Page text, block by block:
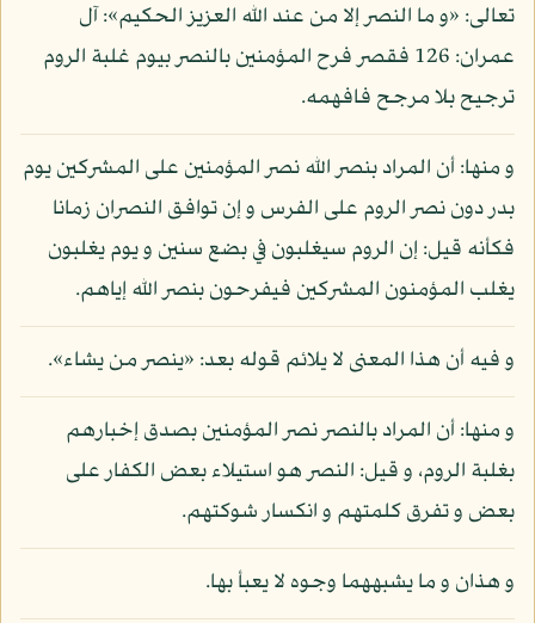
تعالى: «و ما النصر إلا من عند الله العزيز الحكيم»: آل
عمران: 126 فقصر فرح المؤمنين بالنصر بيوم غلبة الروم
ترجيح بلا مرجح فافهمه.
و منها: أن المراد بنصر الله نصر المؤمنين على المشركين يوم
بدر دون نصر الروم على الفرس و إن توافق النصران زمانا
فكأنه قيل: إن الروم سيغلبون في بضع سنين و يوم يغلبون
يغلب المؤمنون المشركين فيفرحون بنصر الله إياهم.
و فيه أن هذا المعنى لا يلائم قوله بعد: «ينصر من يشاء».
و منها: أن المراد بالنصر نصر المؤمنين بصدق إخبارهم
بغلبة الروم، و قيل: النصر هو استيلاء بعض الكفار على
بعض و تفرق كلمتهم و انكسار شوكتهم.
و هذان و ما يشبههما وجوه لا يعبأ بها.